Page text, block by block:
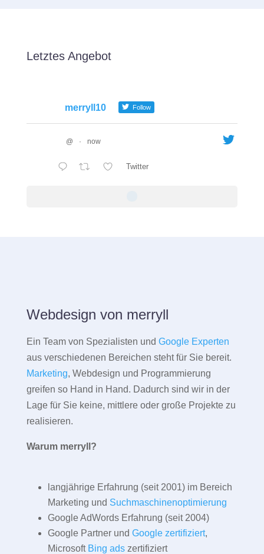
Letztes Angebot
merryll10 Follow
@ · now
Twitter
Webdesign von merryll
Ein Team von Spezialisten und Google Experten
aus verschiedenen Bereichen steht für Sie bereit.
Marketing, Webdesign und Programmierung
greifen so Hand in Hand. Dadurch sind wir in der
Lage für Sie keine, mittlere oder große Projekte zu
realisieren.
Warum merryll?
langjährige Erfahrung (seit 2001) im Bereich
Marketing und Suchmaschinenoptimierung
Google AdWords Erfahrung (seit 2004)
Google Partner und Google zertifiziert,
Microsoft Bing adszertifiziert